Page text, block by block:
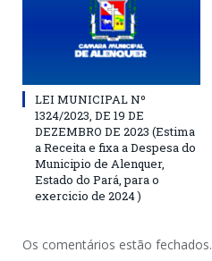
LEI MUNICIPAL Nº
1324/2023, DE 19 DE
DEZEMBRO DE 2023 (Estima
a Receita e fixa a Despesa do
Municipio de Alenquer,
Estado do Pará, para o
exercicio de 2024 )
Os comentários estão fechados.